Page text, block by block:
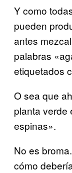
Y como
pueden
antes
palabras
etiquetados
O sea que
planta verde
espinas».
No es
cómo